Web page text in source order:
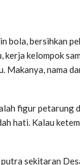
bola, bersihkan
kerja kelompok
Makanya, nama
figur petarung
hati. Kalau
sekitaran